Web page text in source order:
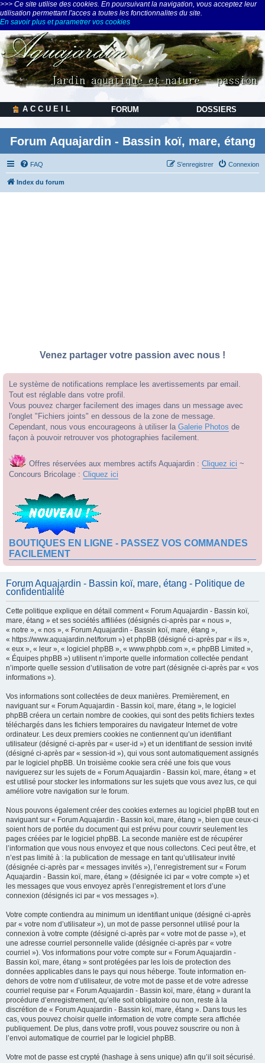
>>> Ce site utilise des cookies. En poursuivant la navigation, vous acceptez leur
utilisation permettant l'acces a toutes les fonctionnalites du site.
En savoir plus et parametrer vos cookies
A C C U E I L FORUM DOSSIERS
Forum Aquajardin - Bassin koï, mare, étang
FAQ Connexion
S’enregistrer
Index du forum
Venez partager votre passion avec nous !
Le système de notifications remplace les avertissements par email.
Tout est réglable dans votre profil.
Vous pouvez charger facilement des images dans un message avec
l'onglet "Fichiers joints" en dessous de la zone de message.
Cependant, nous vous encourageons à utiliser la Galerie Photos de
façon à pouvoir retrouver vos photographies facilement.
Offres réservées aux membres actifs Aquajardin : Cliquez ici ~
Concours Bricolage : Cliquez ici
BOUTIQUES EN LIGNE - PASSEZ VOS COMMANDES
FACILEMENT
Forum Aquajardin - Bassin koï, mare, étang - Politique de
confidentialité
Cette politique explique en détail comment « Forum Aquajardin - Bassin koï,
mare, étang » et ses sociétés affiliées (désignés ci-après par « nous »,
« notre », « nos », « Forum Aquajardin - Bassin koï, mare, étang »,
« https://www.aquajardin.net/forum ») et phpBB (désigné ci-après par « ils »,
« eux », « leur », « logiciel phpBB », « www.phpbb.com », « phpBB Limited »,
« Équipes phpBB ») utilisent n’importe quelle information collectée pendant
n’importe quelle session d’utilisation de votre part (désignée ci-après par « vos
informations »).
Vos informations sont collectées de deux manières. Premièrement, en
naviguant sur « Forum Aquajardin - Bassin koï, mare, étang », le logiciel
phpBB créera un certain nombre de cookies, qui sont des petits fichiers textes
téléchargés dans les fichiers temporaires du navigateur Internet de votre
ordinateur. Les deux premiers cookies ne contiennent qu’un identifiant
utilisateur (désigné ci-après par « user-id ») et un identifiant de session invité
(désigné ci-après par « session-id »), qui vous sont automatiquement assignés
par le logiciel phpBB. Un troisième cookie sera créé une fois que vous
naviguerez sur les sujets de « Forum Aquajardin - Bassin koï, mare, étang » et
est utilisé pour stocker les informations sur les sujets que vous avez lus, ce qui
améliore votre navigation sur le forum.
Nous pouvons également créer des cookies externes au logiciel phpBB tout en
naviguant sur « Forum Aquajardin - Bassin koï, mare, étang », bien que ceux-ci
soient hors de portée du document qui est prévu pour couvrir seulement les
pages créées par le logiciel phpBB. La seconde manière est de récupérer
l’information que vous nous envoyez et que nous collectons. Ceci peut être, et
n’est pas limité à : la publication de message en tant qu’utilisateur invité
(désignée ci-après par « messages invités »), l’enregistrement sur « Forum
Aquajardin - Bassin koï, mare, étang » (désignée ici par « votre compte ») et
les messages que vous envoyez après l’enregistrement et lors d’une
connexion (désignés ici par « vos messages »).
Votre compte contiendra au minimum un identifiant unique (désigné ci-après
par « votre nom d’utilisateur »), un mot de passe personnel utilisé pour la
connexion à votre compte (désigné ci-après par « votre mot de passe »), et
une adresse courriel personnelle valide (désignée ci-après par « votre
courriel »). Vos informations pour votre compte sur « Forum Aquajardin -
Bassin koï, mare, étang » sont protégées par les lois de protection des
données applicables dans le pays qui nous héberge. Toute information en-
dehors de votre nom d’utilisateur, de votre mot de passe et de votre adresse
courriel requise par « Forum Aquajardin - Bassin koï, mare, étang » durant la
procédure d’enregistrement, qu’elle soit obligatoire ou non, reste à la
discrétion de « Forum Aquajardin - Bassin koï, mare, étang ». Dans tous les
cas, vous pouvez choisir quelle information de votre compte sera affichée
publiquement. De plus, dans votre profil, vous pouvez souscrire ou non à
l’envoi automatique de courriel par le logiciel phpBB.
Votre mot de passe est crypté (hashage à sens unique) afin qu’il soit sécurisé.